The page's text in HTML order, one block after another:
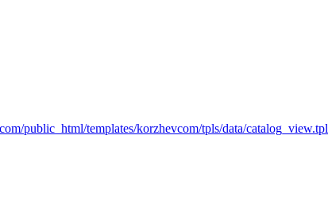
public_html/templates/korzhevcom/tpls/data/catalog_view.tpl